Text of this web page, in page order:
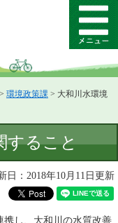
メ
ニ
ー
> 環境政策課 > 大和川水環境
すること
日：2018年10月11日更新
し、大和川の水質改善